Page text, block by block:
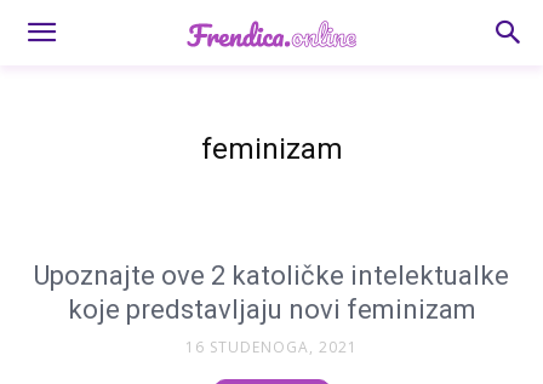
feminizam
Upoznajte ove 2 katoličke intelektualke
koje predstavljaju novi feminizam
16 STUDENOGA, 2021